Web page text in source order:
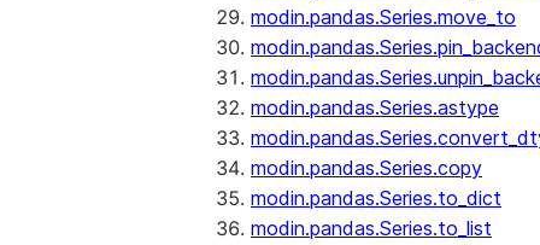
modin.pandas.Series.move_to
modin.pandas.Series.astype
modin.pandas.Series.copy
modin.pandas.Series.to_dict
modin.pandas.Series.to_list